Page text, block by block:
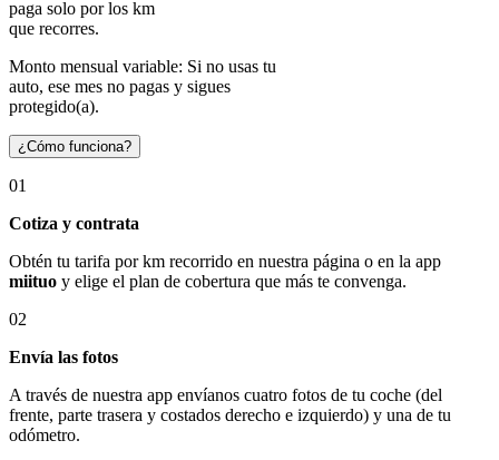
paga solo por los km
que recorres.
Monto mensual variable: Si no usas tu
auto, ese mes no pagas y sigues
protegido(a).
¿Cómo funciona?
01
Cotiza y contrata
Obtén tu tarifa por km recorrido en nuestra página o en la app
miituo y elige el plan de cobertura que más te convenga.
02
Envía las fotos
A través de nuestra app envíanos cuatro fotos de tu coche (del
frente, parte trasera y costados derecho e izquierdo) y una de tu
odómetro.